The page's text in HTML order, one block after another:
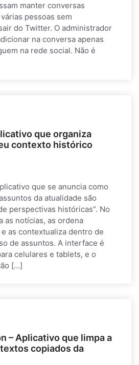
manter conversas
pessoas sem
do Twitter. O administrador
na conversa apenas
na rede social. Não é
que organiza
contexto histórico
que se anuncia como
da atualidade são
perspectivas históricas”. No
as notícias, as ordena
as contextualiza dentro de
de assuntos. A interface é
celulares e tablets, e o
[…]
– Aplicativo que limpa a
copiados da